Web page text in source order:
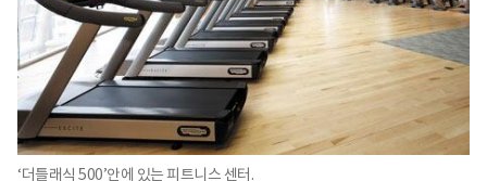
‘더틀래식 500’안에 있는 피트니스 센터.